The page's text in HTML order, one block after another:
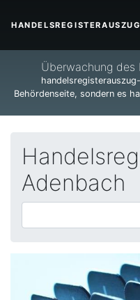
Überwachung des
Behördenseite, sondern es
Adenbach